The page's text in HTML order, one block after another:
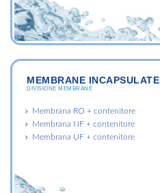
MEMBRANE INCAPSULATE
DIVISIONE MEMBRANE
Membrana RO + contenitore
Membrana NF + contenitore
Membrana UF + contenitore